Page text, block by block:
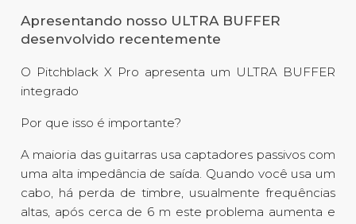
Apresentando nosso ULTRA BUFFER
desenvolvido recentemente
O Pitchblack X Pro apresenta um ULTRA BUFFER
integrado
Por que isso é importante?
A maioria das guitarras usa captadores passivos com
uma alta impedância de saída. Quando você usa um
cabo, há perda de timbre, usualmente frequências
altas, após cerca de 6 m este problema aumenta e